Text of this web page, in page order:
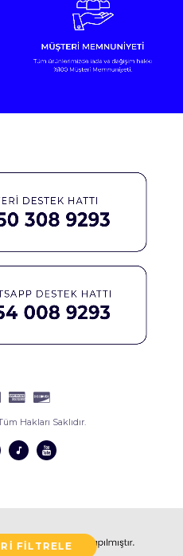
Hakları Saklıdır.
FILTRELE